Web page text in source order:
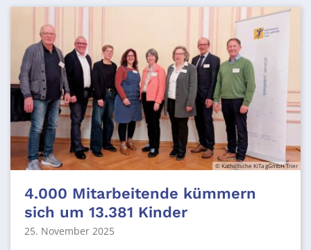
© Katholische KiTa gGmbH Trier
4.000 Mitarbeitende kümmern
sich um 13.381 Kinder
25. November 2025